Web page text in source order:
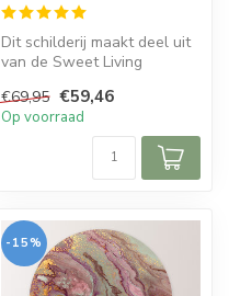
Dit schilderij maakt deel uit
van de Sweet Living
besc...
€69,95 €59,46
Op voorraad
-15%